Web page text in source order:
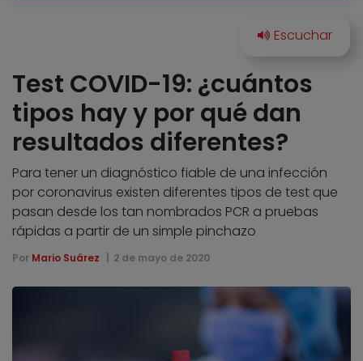
Test COVID-19: ¿cuántos
tipos hay y por qué dan
resultados diferentes?
Para tener un diagnóstico fiable de una infección
por coronavirus existen diferentes tipos de test que
pasan desde los tan nombrados PCR a pruebas
rápidas a partir de un simple pinchazo
Por Mario Suárez 2 de mayo de 2020